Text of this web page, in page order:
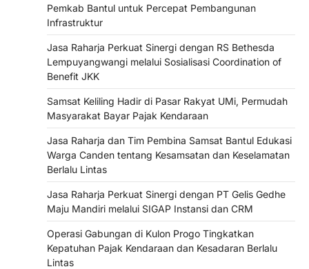
Pemkab Bantul untuk Percepat Pembangunan
Infrastruktur
Jasa Raharja Perkuat Sinergi dengan RS Bethesda
Lempuyangwangi melalui Sosialisasi Coordination of
Benefit JKK
Samsat Keliling Hadir di Pasar Rakyat UMi, Permudah
Masyarakat Bayar Pajak Kendaraan
Jasa Raharja dan Tim Pembina Samsat Bantul Edukasi
Warga Canden tentang Kesamsatan dan Keselamatan
Berlalu Lintas
Jasa Raharja Perkuat Sinergi dengan PT Gelis Gedhe
Maju Mandiri melalui SIGAP Instansi dan CRM
Operasi Gabungan di Kulon Progo Tingkatkan
Kepatuhan Pajak Kendaraan dan Kesadaran Berlalu
Lintas